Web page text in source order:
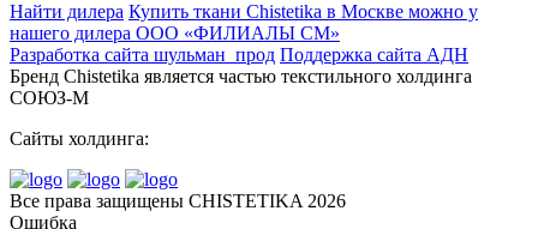
Найти дилера Купить ткани Chistetika в Москве можно у
нашего дилера ООО «ФИЛИАЛЫ СМ»
Разработка сайта шульман_прод Поддержка сайта АДН
Бренд Chistetika является частью текстильного холдинга
СОЮЗ-М
Cайты холдинга:
Все права защищены CHISTETIKA 2026
Ошибка